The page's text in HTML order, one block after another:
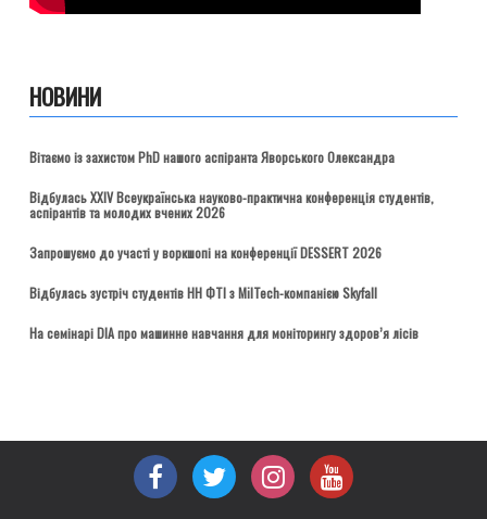
НОВИНИ
Вітаємо із захистом PhD нашого аспіранта Яворського Олександра
Відбулась ХХІV Всеукраїнська науково-практична конференція студентів,
аспірантів та молодих вчених 2026
Запрошуємо до участі у воркшопі на конференції DESSERT 2026
Відбулась зустріч студентів НН ФТІ з MilTech-компанією Skyfall
На семінарі DIA про машинне навчання для моніторингу здоров’я лісів